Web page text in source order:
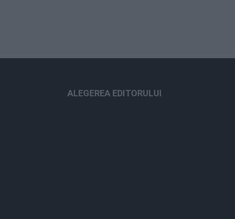
ALEGEREA EDITORULUI